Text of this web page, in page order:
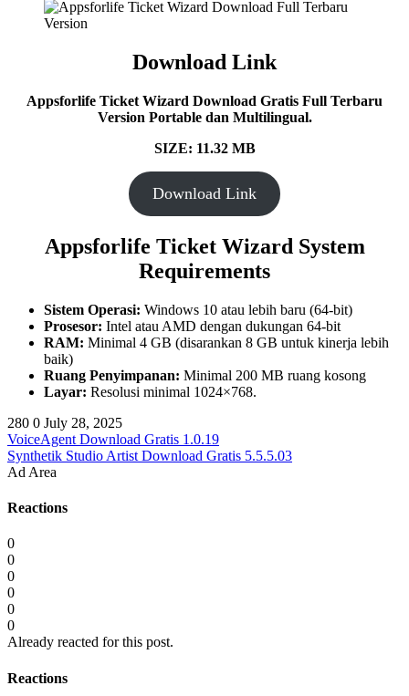
Download Link
Appsforlife Ticket Wizard Download Gratis Full Terbaru
Version Portable dan Multilingual.
SIZE: 11.32 MB
Download Link
Appsforlife Ticket Wizard System
Requirements
Sistem Operasi: Windows 10 atau lebih baru (64-bit)
Prosesor: Intel atau AMD dengan dukungan 64-bit
RAM: Minimal 4 GB (disarankan 8 GB untuk kinerja lebih
baik)
Ruang Penyimpanan: Minimal 200 MB ruang kosong
Layar: Resolusi minimal 1024×768.
280 0 July 28, 2025
VoiceAgent Download Gratis 1.0.19
Synthetik Studio Artist Download Gratis 5.5.5.03
Ad Area
Reactions
0
0
0
0
0
0
Already reacted for this post.
Reactions